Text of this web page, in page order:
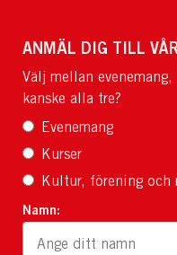
ANMÄL DIG TILL
Välj mellan
kanske alla tre?
Evenemang
Kurser
Kultur, förening och
Namn: